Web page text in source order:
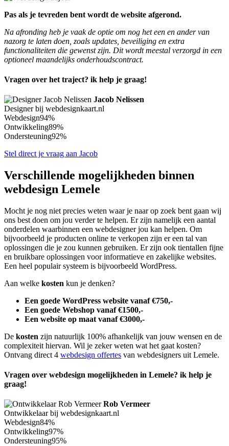
Pas als je tevreden bent wordt de website afgerond.
Na afronding heb je vaak de optie om nog het een en ander van
nazorg te laten doen, zoals updates, beveiliging en extra
functionaliteiten die gewenst zijn. Dit wordt meestal verzorgd in een
optioneel maandelijks onderhoudscontract.
Vragen over het traject? ik help je graag!
Jacob Nelissen
Designer bij webdesignkaart.nl
Webdesign94%
Ontwikkeling89%
Ondersteuning92%
Stel direct je vraag aan Jacob
Verschillende mogelijkheden binnen
webdesign Lemele
Mocht je nog niet precies weten waar je naar op zoek bent gaan wij
ons best doen om jou verder te helpen. Er zijn namelijk een aantal
onderdelen waarbinnen een webdesigner jou kan helpen. Om
bijvoorbeeld je producten online te verkopen zijn er een tal van
oplossingen die je zou kunnen gebruiken. Er zijn ook tientallen fijne
en bruikbare oplossingen voor informatieve en zakelijke websites.
Een heel populair systeem is bijvoorbeeld WordPress.
Aan welke kosten kun je denken?
Een goede WordPress website vanaf €750,-
Een goede Webshop vanaf €1500,-
Een website op maat vanaf €3000,-
De kosten zijn natuurlijk 100% afhankelijk van jouw wensen en de
complexiteit hiervan. Wil je zeker weten wat het gaat kosten?
Ontvang direct 4 webdesign offertes van webdesigners uit Lemele.
Vragen over webdesign mogelijkheden in Lemele? ik help je
graag!
Rob Vermeer
Ontwikkelaar bij webdesignkaart.nl
Webdesign84%
Ontwikkeling97%
Ondersteuning95%